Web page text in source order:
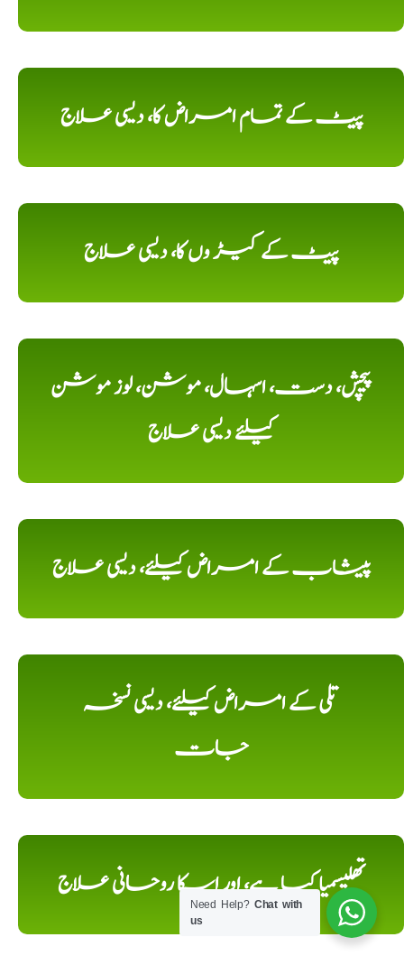
پیٹ کے تمام امراض کا، دیسی علاج
پیٹ کے کیڑ وں کا، دیسی علاج
پیچش، دست، اسہال، موشن، لوز موشن
کیلئے دیسی علاج
پیشاب کے امراض کیلئے، دیسی علاج
تلی کے امراض کیلئے، دیسی نسخہ
جات
تھلیسمیا کیا ہے، اور اسکا روحانی علاج
Need Help?Chat with
us